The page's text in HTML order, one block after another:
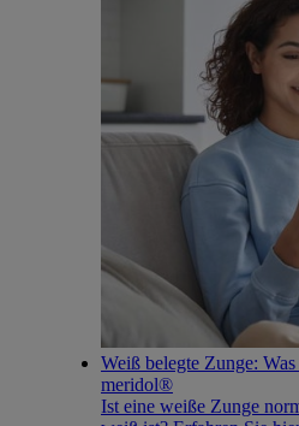
Weiß belegte Zunge:
meridol®
Ist eine weiße Zunge